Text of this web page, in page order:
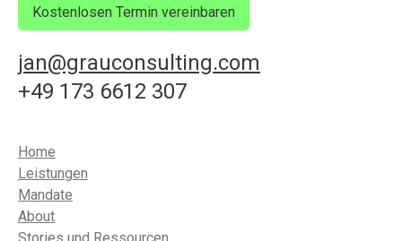
Kostenlosen Termin vereinbaren
jan@grauconsulting.com
+49 173 6612 307
Home
Leistungen
Mandate
About